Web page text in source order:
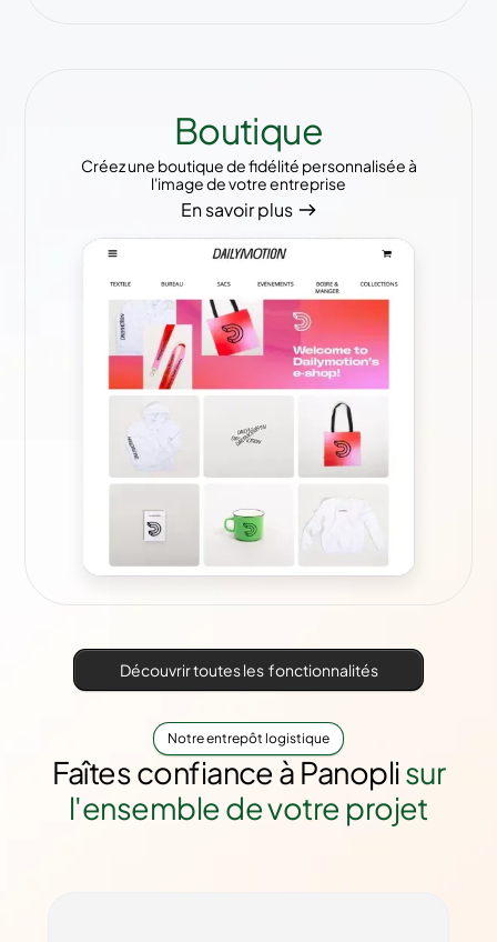
Boutique
Créez une boutique de fidélité personnalisée à
l'image de votre entreprise
En savoir plus
Découvrir toutes les fonctionnalités
Notre entrepôt logistique
Faîtes confiance à Panoplisur
l'ensemble de votre projet